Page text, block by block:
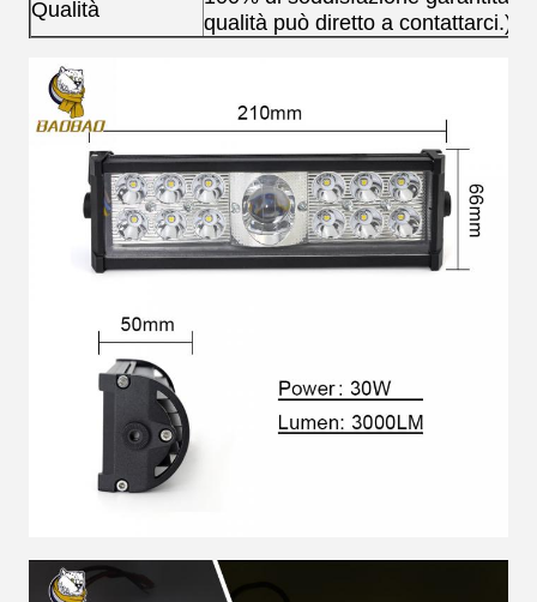
Qualità
qualità può diretto a contattarci.)